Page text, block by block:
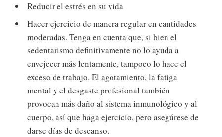
Reducir el estrés en su vida
Hacer ejercicio de manera regular en cantidades
moderadas. Tenga en cuenta que, si bien el
sedentarismo definitivamente no lo ayuda a
envejecer más lentamente, tampoco lo hace el
exceso de trabajo. El agotamiento, la fatiga
mental y el desgaste profesional también
provocan más daño al sistema inmunológico y al
cuerpo, así que haga ejercicio, pero asegúrese de
darse días de descanso.